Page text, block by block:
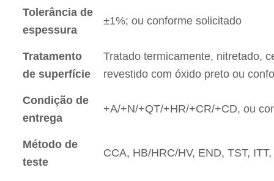
Tolerância de
espessura
±1%; ou conforme solicitado
Tratamento
de superfície
Tratado termicamente, nitretado,
revestido com óxido preto ou
Condição de
entrega
+A/+N/+QT/+HR/+CR/+CD, ou
Método de
teste
CCA, HB/HRC/HV, END, TST,